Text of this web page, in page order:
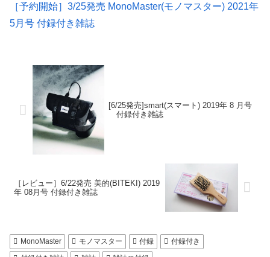
［予約開始］3/25発売 MonoMaster(モノマスター) 2021年
5月号 付録付き雑誌
[6/25発売]smart(スマート) 2019年 8 月号
付録付き雑誌
［レビュー］6/22発売 美的(BITEKI) 2019
年 08月号 付録付き雑誌
MonoMaster モノマスター 付録
付録付き